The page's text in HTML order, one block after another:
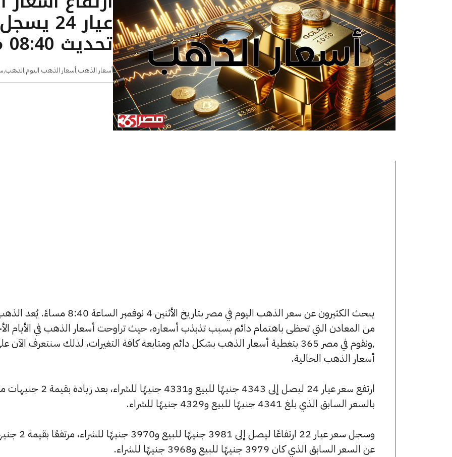
تحديث 08:40 مساءًا
أسعار الذهب,أسعار الذهب اليوم,الذهب,
يبحث الكثيرون عن سعر الذهب اليوم في مصر بتاريخ الأثنين 4 نوفمبر الساعة 8:40 مساءً.
من المعادن التي تحظى باهتمام دائم بسبب تذبذب أسعاره، حيث تراوحت أسعار الذهب في الأيام
,ونقوم في مصر 365 بتغطية أسعار الذهب بشكل دائم ومتابعة كافة التغيرات، لذلك سنتعرف الآن
أسعار الذهب الحالية.
ارتفع سعر عيار 24 ليصل إلى 4343 جنيهًا للبيع و4331 جنيهًا
بالسعر السابق الذي بلغ 4341 جنيهًا للبيع و4329 جنيهًا للشراء.
وسجل سعر عيار 22 ارتفاعًا ليصل إلى 3981
عن السعر السابق الذي كان 3979 جنيهًا للبيع و3968 جنيهًا للشراء.